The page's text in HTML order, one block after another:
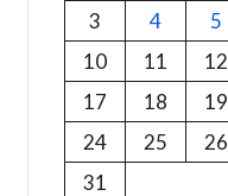
3
4 5
10
11 12
17
18 19
24
25 26
31